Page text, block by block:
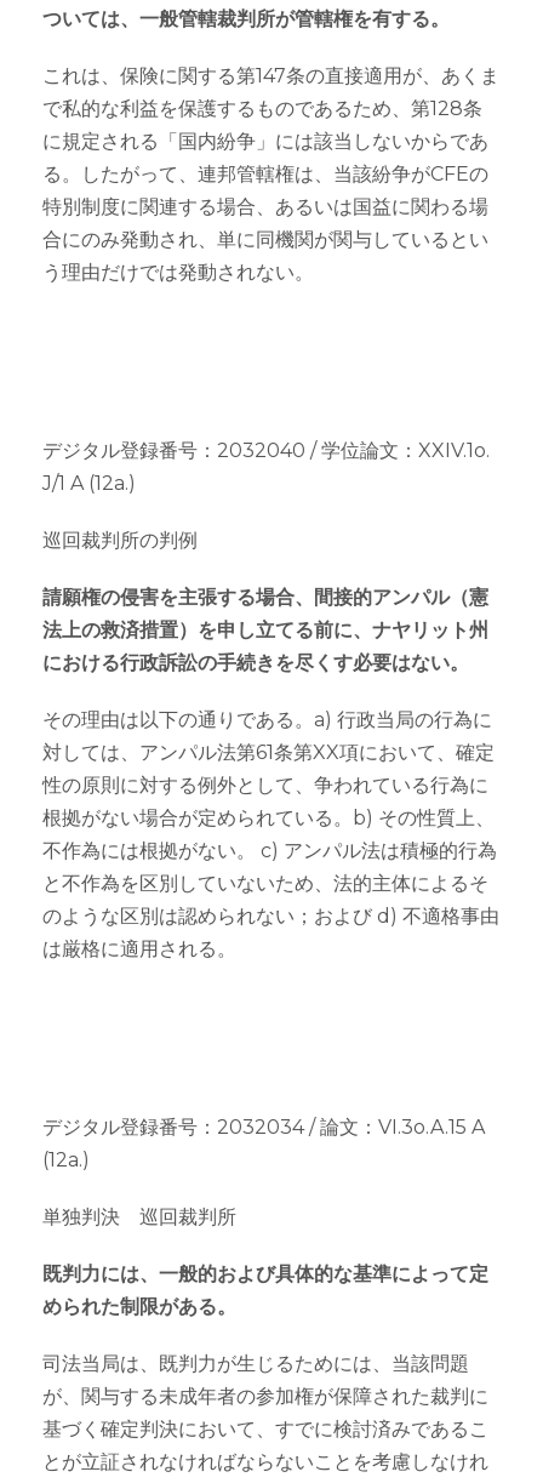
ついては、一般管轄裁判所が管轄権を有する。
これは、保険に関する第147条の直接適用が、あくま
で私的な利益を保護するものであるため、第128条
に規定される「国内紛争」には該当しないからであ
る。したがって、連邦管轄権は、当該紛争がCFEの
特別制度に関連する場合、あるいは国益に関わる場
合にのみ発動され、単に同機関が関与しているとい
う理由だけでは発動されない。
デジタル登録番号：2032040 / 学位論文：XXIV.1o.
J/1 A (12a.)
巡回裁判所の判例
請願権の侵害を主張する場合、間接的アンパル（憲
法上の救済措置）を申し立てる前に、ナヤリット州
における行政訴訟の手続きを尽くす必要はない。
その理由は以下の通りである。a) 行政当局の行為に
対しては、アンパル法第61条第XX項において、確定
性の原則に対する例外として、争われている行為に
根拠がない場合が定められている。b) その性質上、
不作為には根拠がない。 c) アンパル法は積極的行為
と不作為を区別していないため、法的主体によるそ
のような区別は認められない；および d) 不適格事由
は厳格に適用される。
デジタル登録番号：2032034 / 論文：VI.3o.A.15 A
(12a.)
単独判決 巡回裁判所
既判力には、一般的および具体的な基準によって定
められた制限がある。
司法当局は、既判力が生じるためには、当該問題
が、関与する未成年者の参加権が保障された裁判に
基づく確定判決において、すでに検討済みであるこ
とが立証されなければならないことを考慮しなけれ